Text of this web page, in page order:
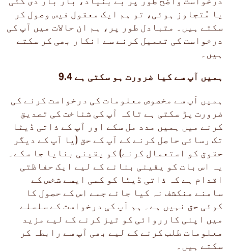
یا مُتجاوز ہوئی، تو ہم ایک معقول فیس وصول کر
سکتے ہیں۔ متبادل طور پر، ہم ان حالات میں آپ کی
درخواست کی تعمیل کرنے سے انکار بھی کر سکتے
ہیں۔
9.4 ہمیں آپ سے کیا ضرورت ہو سکتی ہے
ہمیں آپ سے مخصوص معلومات کی درخواست کرنے کی
ضرورت پڑ سکتی ہے تاکہ آپ کی شناخت کی تصدیق
کرنے میں ہمیں مدد مل سکے اور آپ کے ذاتی ڈیٹا
تک رسائی حاصل کرنے کے آپ کے حق (یا آپ کے دیگر
حقوق کو استعمال کرنے) کو یقینی بنایا جا سکے۔
یہ اس بات کو یقینی بنانے کے لیے ایک حفاظتی
اقدام ہے کہ ذاتی ڈیٹا کو کسی ایسے شخص کے
سامنے منکشف نہ کیا جائے جسے اس کے حصول کا
کوئی حق نہیں ہے۔ ہم آپ کی درخواست کے سلسلے
میں اپنی کارروائی کو تیز کرنے کے لیے مزید
معلومات طلب کرنے کے لیے بھی آپ سے رابطہ کر
سکتے ہیں۔